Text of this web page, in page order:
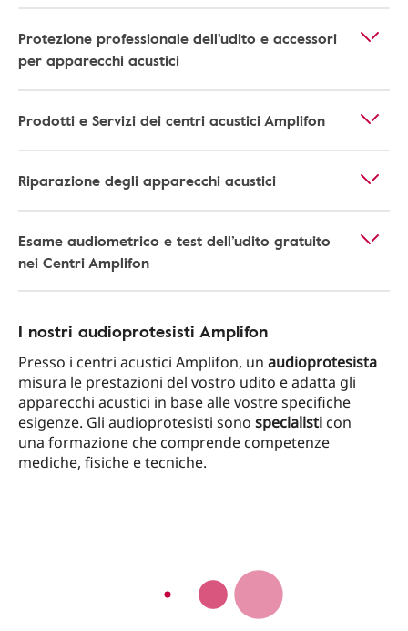
Protezione professionale dell'udito e accessori
per apparecchi acustici
Prodotti e Servizi dei centri acustici Amplifon
Riparazione degli apparecchi acustici
Esame audiometrico e test dell’udito gratuito
nei Centri Amplifon
I nostri audioprotesisti Amplifon
Presso i centri acustici Amplifon, un audioprotesista
misura le prestazioni del vostro udito e adatta gli
apparecchi acustici in base alle vostre specifiche
esigenze. Gli audioprotesisti sono specialisti con
una formazione che comprende competenze
mediche, fisiche e tecniche.